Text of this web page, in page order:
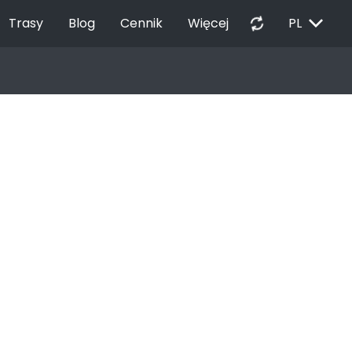
Trasy Blog Cennik Więcej autorenew PL EXPAND_MORE